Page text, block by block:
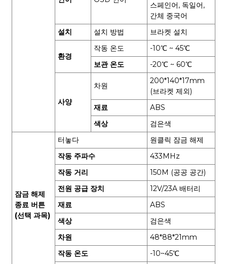
스페인어, 독일어,
간체 중국어
설치
설치 방법 브라켓 설치
환경
작동 온도
-10℃ ~ 45℃
보관 온도
-20℃ ~ 60℃
사양
차원
200*140*17mm
(브라켓 제외)
재료
ABS
색상
검은색
잠금 해제
종료 버튼
(선택 과목)
터놓다
원클릭 잠금 해제
작동 주파수
433MHz
작동 거리
150M (공공 공간)
전원 공급 장치
12V/23A 배터리
재료
ABS
색상
검은색
차원
48*88*21mm
작동 온도
-10~45℃